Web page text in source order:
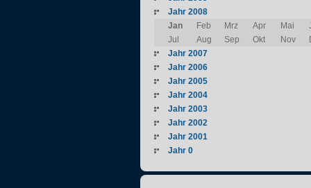
Jahr 2008
Jan
Feb Mrz Apr Mai
Jul
Aug Sep Okt Nov
Jahr 2007
Jahr 2006
Jahr 2005
Jahr 2004
Jahr 2003
Jahr 2002
Jahr 2001
Jahr 0